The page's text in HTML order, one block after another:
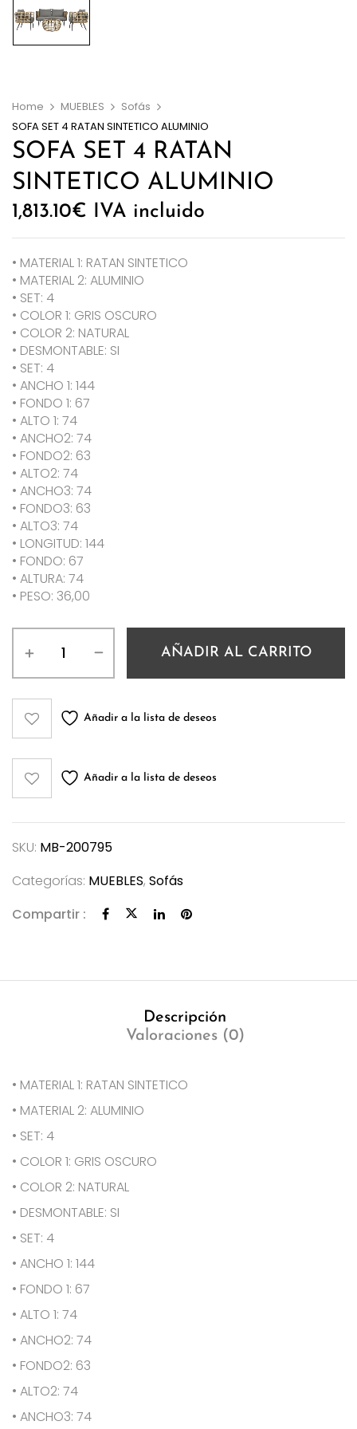
Home MUEBLES
Sofás
SOFA SET 4 RATAN SINTETICO ALUMINIO
SOFA SET 4 RATAN
SINTETICO ALUMINIO
1,813.10€ IVA incluido
• MATERIAL 1: RATAN SINTETICO
• MATERIAL 2: ALUMINIO
• SET: 4
• COLOR 1: GRIS OSCURO
• COLOR 2: NATURAL
• DESMONTABLE: SI
• SET: 4
• ANCHO 1: 144
• FONDO 1: 67
• ALTO 1: 74
• ANCHO2: 74
• FONDO2: 63
• ALTO2: 74
• ANCHO3: 74
• FONDO3: 63
• ALTO3: 74
• LONGITUD: 144
• FONDO: 67
• ALTURA: 74
• PESO: 36,00
AÑADIR AL CARRITO
Añadir a la lista de deseos
Añadir a la lista de deseos
SKU: MB-200795
Categorías: MUEBLES, Sofás
Compartir :
Descripción
Valoraciones (0)
• MATERIAL 1: RATAN SINTETICO
• MATERIAL 2: ALUMINIO
• SET: 4
• COLOR 1: GRIS OSCURO
• COLOR 2: NATURAL
• DESMONTABLE: SI
• SET: 4
• ANCHO 1: 144
• FONDO 1: 67
• ALTO 1: 74
• ANCHO2: 74
• FONDO2: 63
• ALTO2: 74
• ANCHO3: 74